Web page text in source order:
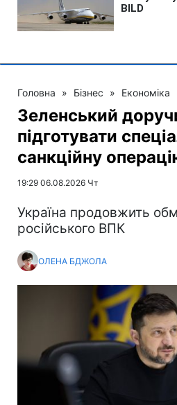
Головна » Бізнес » Економіка
Зеленський
підготувати
санкційну
19:29 06.08.2026 Чт
Україна продовжить
російського ВПК
ОЛЕНА БДЖОЛА